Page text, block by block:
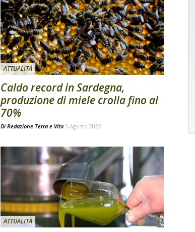
ATTUALITÀ
Caldo record in Sardegna,
produzione di miele crolla fino al
70%
Di Redazione Terra e Vita 5 Agosto 2026
ATTUALITÀ